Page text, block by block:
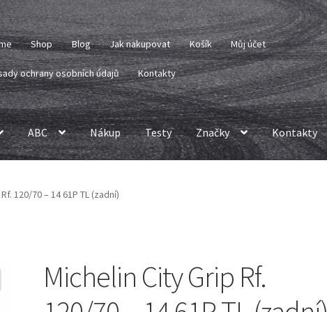
Shop Blog Jak nakupovat Košík Můj účet
ochrany osobních údajů Kontakty
ABC Nákup Testy Značky Kontakty
120/70 – 14 61P TL (zadní)
Michelin City Grip Rf.